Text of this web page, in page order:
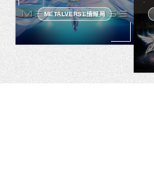
METALVERSE情報局